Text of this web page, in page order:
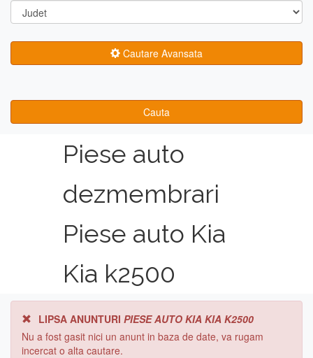
Cautare Avansata
Cauta
Piese auto
dezmembrari
Piese auto Kia
Kia k2500
LIPSA ANUNTURI PIESE AUTO KIA KIA K2500
Nu a fost gasit nici un anunt in baza de date, va rugam
incercat o alta cautare.